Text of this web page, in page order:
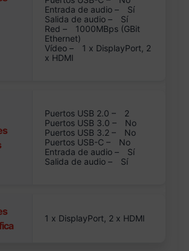
Entrada de audio –
Sí
Salida de audio –
Sí
Red –
1000MBps (GBit
Ethernet)
Vídeo –
1 x DisplayPort, 2
x HDMI
Puertos USB 2.0 –
2
Puertos USB 3.0 –
No
Puertos USB 3.2 –
No
Puertos USB-C –
No
Entrada de audio –
Sí
Salida de audio –
Sí
1 x DisplayPort, 2 x HDMI